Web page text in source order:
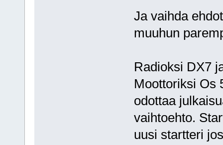
Ja vaihda
muuhun
Radioksi DX7
Moottoriksi Os
odottaa
vaihtoehto.
uusi startteri